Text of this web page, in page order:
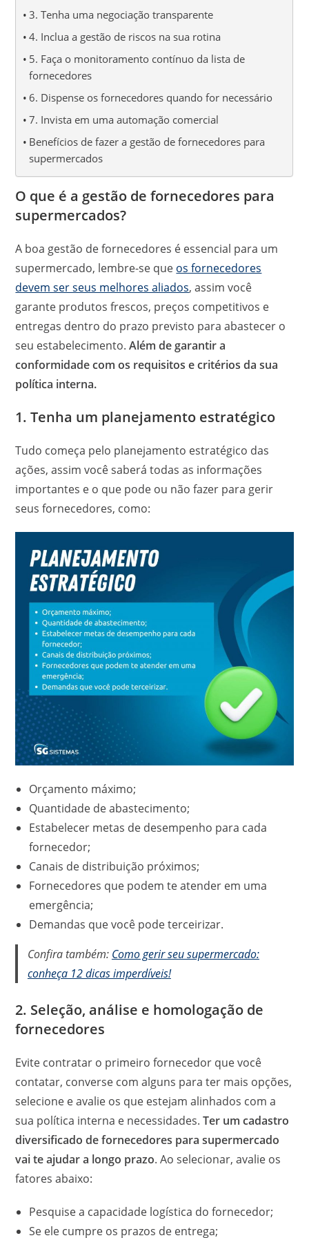
3. Tenha uma negociação transparente
4. Inclua a gestão de riscos na sua rotina
5. Faça o monitoramento contínuo da lista de
fornecedores
6. Dispense os fornecedores quando for necessário
7. Invista em uma automação comercial
Benefícios de fazer a gestão de fornecedores para
supermercados
O que é a gestão de fornecedores para
supermercados?
A boa gestão de fornecedores é essencial para um
supermercado, lembre-se que os fornecedores
devem ser seus melhores aliados, assim você
garante produtos frescos, preços competitivos e
entregas dentro do prazo previsto para abastecer o
seu estabelecimento.Além de garantir a
conformidade com os requisitos e critérios da sua
política interna.
1. Tenha um planejamento estratégico
Tudo começa pelo planejamento estratégico das
ações, assim você saberá todas as informações
importantes e o que pode ou não fazer para gerir
seus fornecedores, como:
Orçamento máximo;
Quantidade de abastecimento;
Estabelecer metas de desempenho para cada
fornecedor;
Canais de distribuição próximos;
Fornecedores que podem te atender em uma
emergência;
Demandas que você pode terceirizar.
Confira também: Como gerir seu supermercado:
conheça 12 dicas imperdíveis!
2. Seleção, análise e homologação de
fornecedores
Evite contratar o primeiro fornecedor que você
contatar, converse com alguns para ter mais opções,
selecione e avalie os que estejam alinhados com a
sua política interna e necessidades.Ter um cadastro
diversificado de fornecedores para supermercado
vai te ajudar a longo prazo. Ao selecionar, avalie os
fatores abaixo:
Pesquise a capacidade logística do fornecedor;
Se ele cumpre os prazos de entrega;